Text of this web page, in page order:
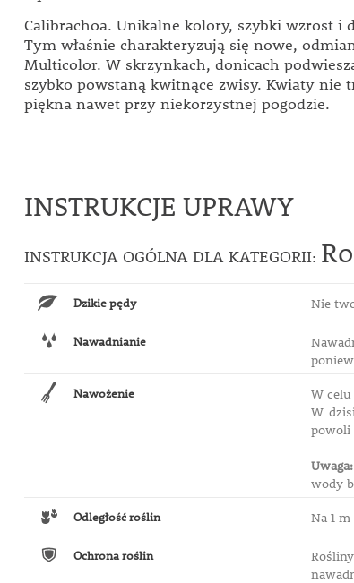
Calibrachoa. Unikalne kolory, szybki wzrost i
Tym właśnie charakteryzują się nowe,
Multicolor. W skrzynkach, donicach
szybko powstaną kwitnące zwisy. Kwiaty nie
piękna nawet przy niekorzystnej pogodzie.
INSTRUKCJE UPRAWY
INSTRUKCJA OGÓLNA DLA KATEGORII:
Dzikie pędy Nie
Nawadnianie
Nawożenie
W
W
powoli
Uwaga:
wody
Odległość roślin Na 1
Ochrona roślin